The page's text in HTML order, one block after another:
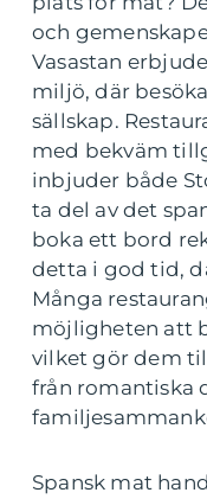
och
Vasastan
miljö, där
sällskap.
med bekväm
inbjuder både
ta del av det
boka ett bord
detta i god tid,
Många
möjligheten att
vilket gör dem
från romantiska
Spansk mat